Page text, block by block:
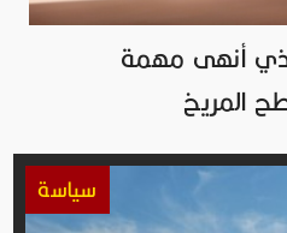
أنهى مهمة
المريخ
سياسة